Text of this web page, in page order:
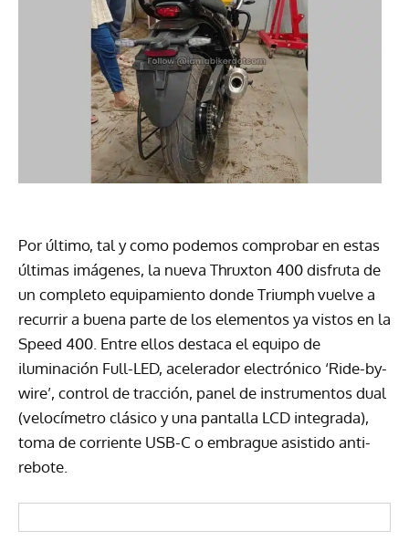
Por último, tal y como podemos comprobar en estas
últimas imágenes, la nueva Thruxton 400 disfruta de
un completo equipamiento donde Triumph vuelve a
recurrir a buena parte de los elementos ya vistos en la
Speed 400. Entre ellos destaca el equipo de
iluminación Full-LED, acelerador electrónico ‘Ride-by-
wire’, control de tracción, panel de instrumentos dual
(velocímetro clásico y una pantalla LCD integrada),
toma de corriente USB-C o embrague asistido anti-
rebote.